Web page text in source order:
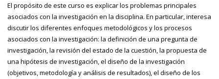
El propósito de este curso es explicar los problemas principales
asociados con la investigación en la disciplina. En particular, interesa
discutir los diferentes enfoques metodológicos y los procesos
asociados con la investigación: la definición de una pregunta de
investigación, la revisión del estado de la cuestión, la propuesta de
una hipótesis de investigación, el diseño de la investigación
(objetivos, metodología y análisis de resultados), el diseño de los